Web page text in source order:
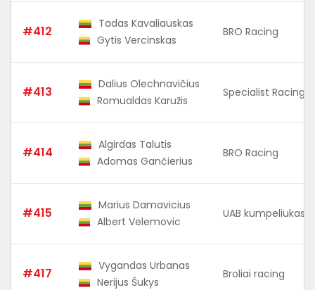
#412
Tadas Kavaliauskas
Gytis Vercinskas
BRO Racing
#413
Dalius Olechnavičius
Romualdas Karužis
Specialist Racing
#414
Algirdas Talutis
Adomas Gančierius
BRO Racing
#415
Marius Damavicius
Albert Velemovic
UAB kumpeliukas
#417
Vygandas Urbanas
Nerijus Šukys
Broliai racing